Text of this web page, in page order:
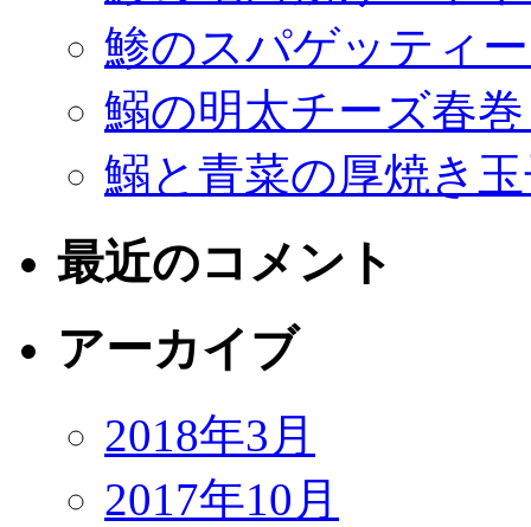
鯵のスパゲッティ
鰯の明太チーズ春
鰯と青菜の厚焼き
最近のコメント
アーカイブ
2018年3月
2017年10月